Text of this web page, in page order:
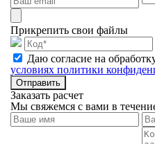
Прикрепить свои файлы
Даю согласие на
условиях политики
Отправить
Заказать расчет
Мы свяжемся с вами в